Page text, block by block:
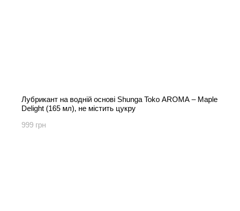
Лубрикант на водній основі Shunga Toko AROMA – Maple
Delight (165 мл), не містить цукру
999 грн